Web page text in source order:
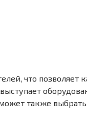
что
также